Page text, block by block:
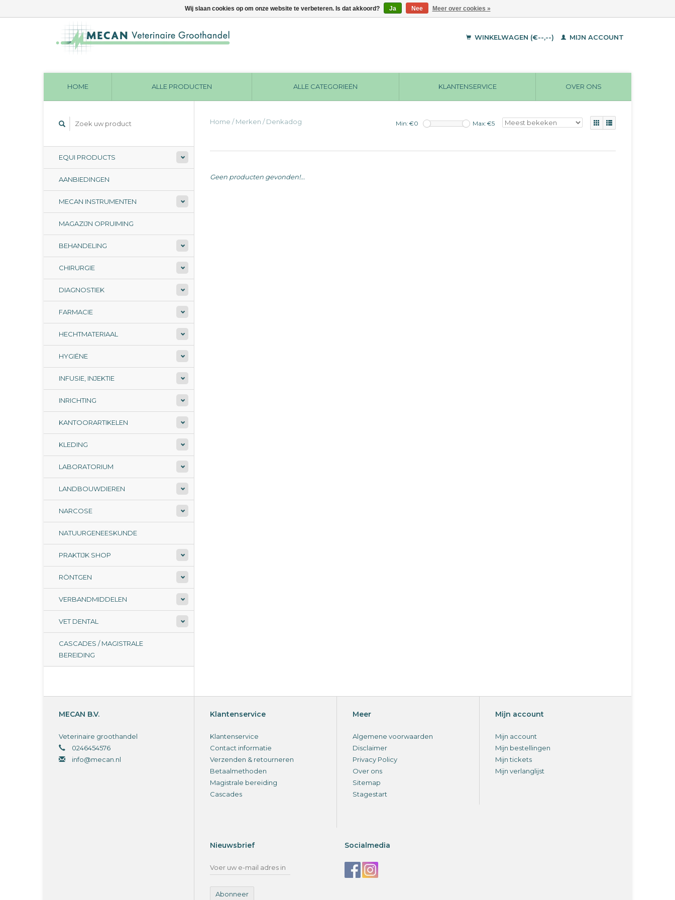
WINKELWAGEN (€--,--) MIJN ACCOUNT
HOME ALLE PRODUCTEN ALLE CATEGORIEËN KLANTENSERVICE OVER ONS
EQUI PRODUCTS
AANBIEDINGEN
MECAN INSTRUMENTEN
MAGAZIJN OPRUIMING
BEHANDELING
CHIRURGIE
DIAGNOSTIEK
FARMACIE
HECHTMATERIAAL
HYGIËNE
INFUSIE, INJEKTIE
INRICHTING
KANTOORARTIKELEN
KLEDING
LABORATORIUM
LANDBOUWDIEREN
NARCOSE
NATUURGENEESKUNDE
PRAKTIJK SHOP
RÖNTGEN
VERBANDMIDDELEN
VET DENTAL
CASCADES / MAGISTRALE
BEREIDING
Home /Merken /Denkadog Min: €0 Max: €5
Geen producten gevonden!...
MECAN B.V.
Veterinaire groothandel
0246454576
info@mecan.nl
Klantenservice
Klantenservice
Contact informatie
Verzenden & retourneren
Betaalmethoden
Magistrale bereiding
Cascades
Meer
Algemene voorwaarden
Disclaimer
Privacy Policy
Over ons
Sitemap
Stagestart
Mijn account
Mijn account
Mijn bestellingen
Mijn tickets
Mijn verlanglijst
Nieuwsbrief
Abonneer
Socialmedia
Wij slaan cookies op om onze website te verbeteren. Is dat akkoord? Ja Nee Meer over cookies »